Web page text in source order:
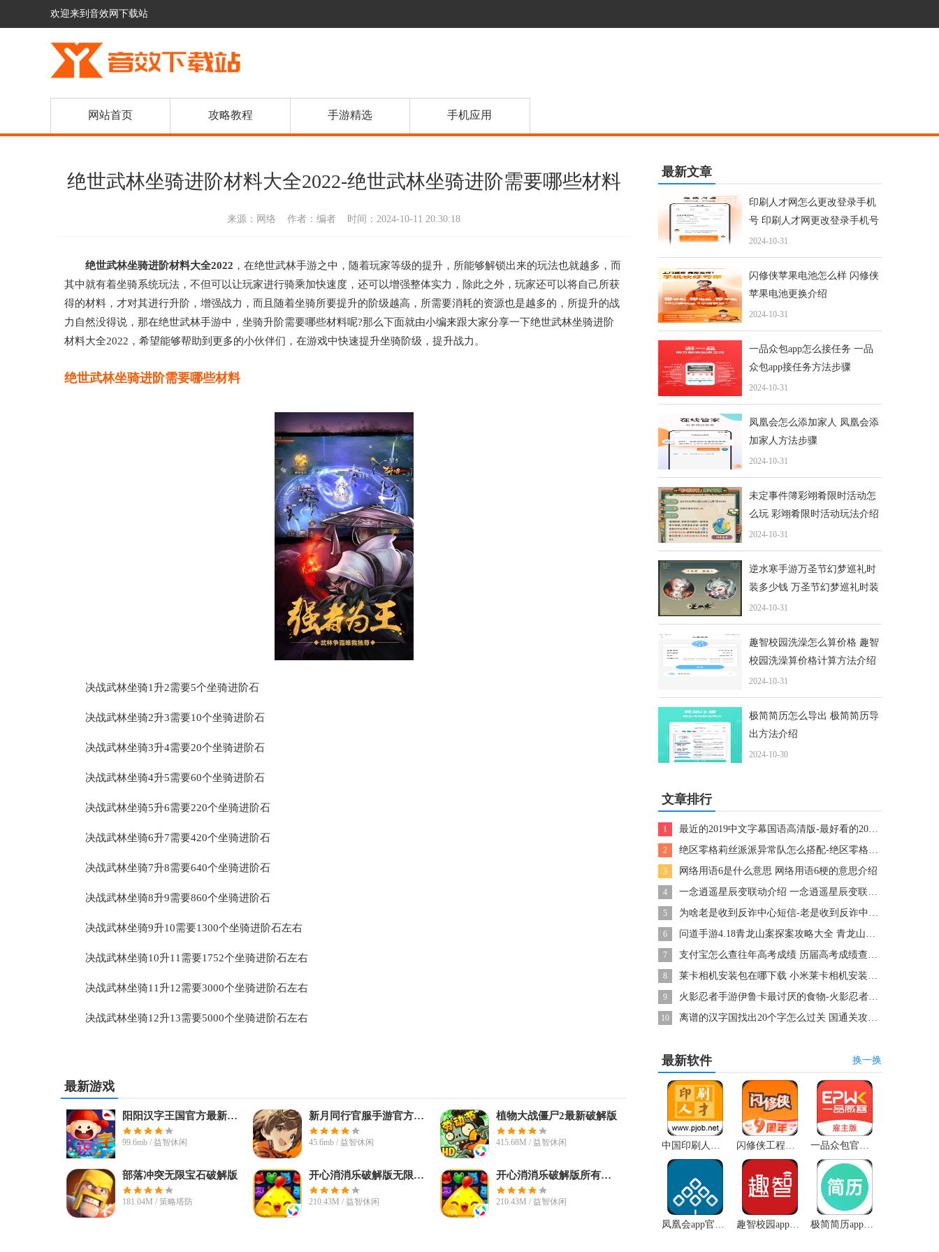
欢迎来到音效网下载站
网站首页 攻略教程 手游精选 手机应用
绝世武林坐骑进阶材料大全2022-绝世武林坐骑进阶需要哪些材料
来源：网络 作者：编者 时间：2024-10-11 20:30:18
绝世武林坐骑进阶材料大全2022 ，在绝世武林手游之中，随着玩家等级的提升，所能够解锁出来的玩法也就越多，而
其中就有着坐骑系统玩法，不但可以让玩家进行骑乘加快速度，还可以增强整体实力，除此之外，玩家还可以将自己所获
得的材料，才对其进行升阶，增强战力，而且随着坐骑所要提升的阶级越高，所需要消耗的资源也是越多的，所提升的战
力自然没得说，那在绝世武林手游中，坐骑升阶需要哪些材料呢?那么下面就由小编来跟大家分享一下绝世武林坐骑进阶
材料大全2022，希望能够帮助到更多的小伙伴们，在游戏中快速提升坐骑阶级，提升战力。
绝世武林坐骑进阶需要哪些材料
决战武林坐骑1升2需要5个坐骑进阶石
决战武林坐骑2升3需要10个坐骑进阶石
决战武林坐骑3升4需要20个坐骑进阶石
决战武林坐骑4升5需要60个坐骑进阶石
决战武林坐骑5升6需要220个坐骑进阶石
决战武林坐骑6升7需要420个坐骑进阶石
决战武林坐骑7升8需要640个坐骑进阶石
决战武林坐骑8升9需要860个坐骑进阶石
决战武林坐骑9升10需要1300个坐骑进阶石左右
决战武林坐骑10升11需要1752个坐骑进阶石左右
决战武林坐骑11升12需要3000个坐骑进阶石左右
决战武林坐骑12升13需要5000个坐骑进阶石左右
最新游戏
阳阳汉字王国官方最新版本
99.6mb / 益智休闲
新月同行官服手游官方最新版本
45.6mb / 益智休闲
植物大战僵尸2最新破解版
415.68M / 益智休闲
部落冲突无限宝石破解版
181.04M / 策略塔防
开心消消乐破解版无限魔力鸟
210.43M / 益智休闲
开心消消乐破解版所有关卡
210.43M / 益智休闲
最新文章
印刷人才网怎么更改登录手机
号 印刷人才网更改登录手机号
方法步骤
2024-10-31
闪修侠苹果电池怎么样 闪修侠
苹果电池更换介绍
2024-10-31
一品众包app怎么接任务 一品
众包app接任务方法步骤
2024-10-31
凤凰会怎么添加家人 凤凰会添
加家人方法步骤
2024-10-31
未定事件簿彩翊肴限时活动怎
么玩 彩翊肴限时活动玩法介绍
2024-10-31
逆水寒手游万圣节幻梦巡礼时
装多少钱 万圣节幻梦巡礼时装
分享介绍
2024-10-31
趣智校园洗澡怎么算价格 趣智
校园洗澡算价格计算方法介绍
2024-10-31
极简简历怎么导出 极简简历导
出方法介绍
2024-10-30
文章排行
1 最近的2019中文字幕国语高清版-最好看的2019国语字幕电影
2 绝区零格莉丝派派异常队怎么搭配-绝区零格莉丝派派异常队搭配详解
3 网络用语6是什么意思 网络用语6梗的意思介绍
4 一念逍遥星辰变联动介绍 一念逍遥星辰变联动内容预告
5 为啥老是收到反诈中心短信-老是收到反诈中心短信是什么原因呢
6 问道手游4.18青龙山案探案攻略大全 青龙山案探案任务完成步骤攻略
7 支付宝怎么查往年高考成绩 历届高考成绩查看方法
8 莱卡相机安装包在哪下载 小米莱卡相机安装包下载方法
9 火影忍者手游伊鲁卡最讨厌的食物-火影忍者手游答题伊鲁卡答案攻略
10 离谱的汉字国找出20个字怎么过关 国通关攻略答案抖音
最新软件 换一换
中国印刷人才网招聘网app最新版本 闪修侠工程师安卓版下载 一品众包官方最新版本
凤凰会app官方最新版本 趣智校园app下载最新版 极简简历app苹果版